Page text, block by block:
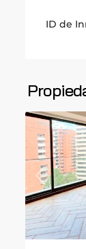
ID de
Previous